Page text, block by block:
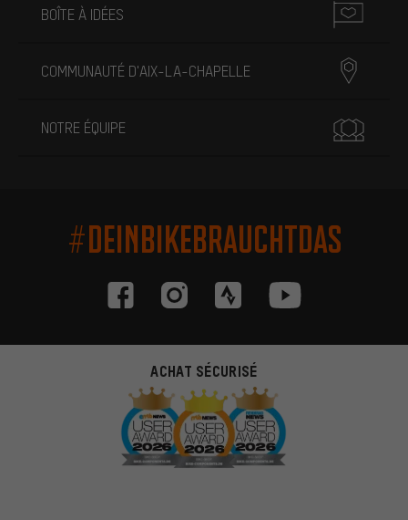
BOÎTE À IDÉES
COMMUNAUTÉ D'AIX-LA-CHAPELLE
NOTRE ÉQUIPE
#DEINBIKEBRAUCHTDAS
ACHAT SÉCURISÉ